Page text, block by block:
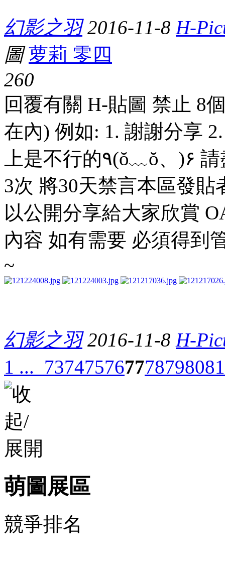
幻影之羽 2016-11-8 H-
圖 萝莉 零四
260
回覆有關 H-貼圖 禁止 8
在內) 例如: 1. 謝謝分享
上是不行的٩(ŏ﹏ŏ、)۶ 請盡量地回覆樓主有關主題 違規
3次 將30天禁言本區發
以公開分享給大家欣賞
內容 如有需要 必須得到
~
幻影之羽 2016-11-8 H-
1 ... 737475767778798081
萌圖展區
競爭排名